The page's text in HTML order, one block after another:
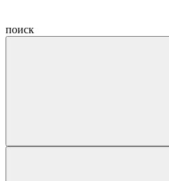
поиск